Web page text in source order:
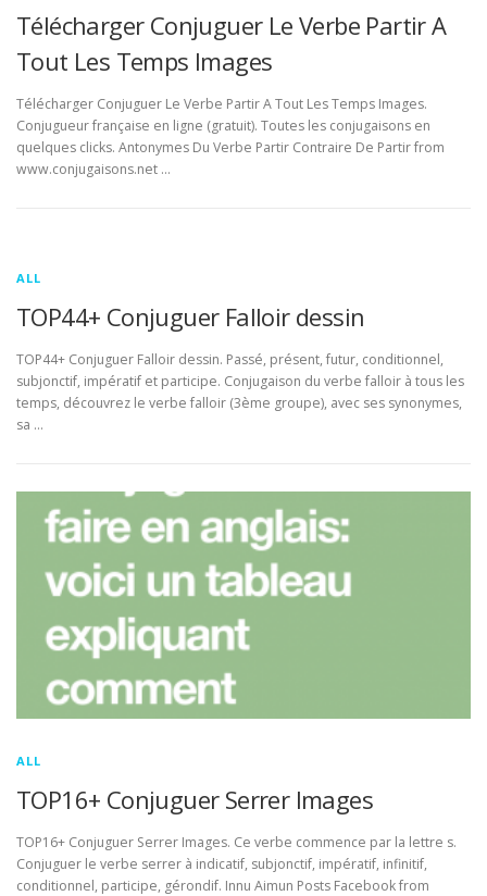
Télécharger Conjuguer Le Verbe Partir A
Tout Les Temps Images
Télécharger Conjuguer Le Verbe Partir A Tout Les Temps Images.
Conjugueur française en ligne (gratuit). Toutes les conjugaisons en
quelques clicks. Antonymes Du Verbe Partir Contraire De Partir from
www.conjugaisons.net …
ALL
TOP44+ Conjuguer Falloir dessin
TOP44+ Conjuguer Falloir dessin. Passé, présent, futur, conditionnel,
subjonctif, impératif et participe. Conjugaison du verbe falloir à tous les
temps, découvrez le verbe falloir (3ème groupe), avec ses synonymes,
sa …
ALL
TOP16+ Conjuguer Serrer Images
TOP16+ Conjuguer Serrer Images. Ce verbe commence par la lettre s.
Conjuguer le verbe serrer à indicatif, subjonctif, impératif, infinitif,
conditionnel, participe, gérondif. Innu Aimun Posts Facebook from